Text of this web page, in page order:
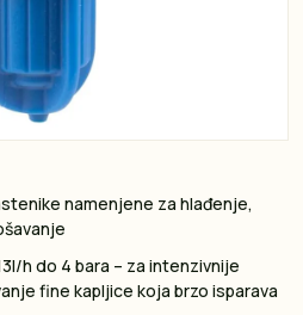
namenjene za hlađenje,
h do 4 bara – za intenzivnije
fine kapljice koja brzo isparava